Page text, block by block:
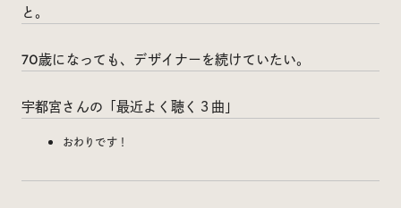
と。
70歳になっても、デザイナーを続けていたい。
宇都宮さんの「最近よく聴く３曲」
おわりです！